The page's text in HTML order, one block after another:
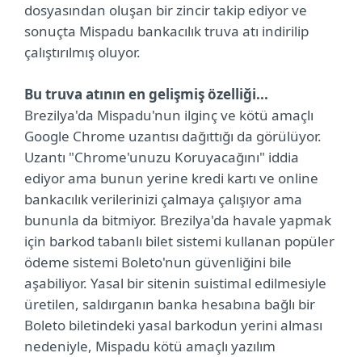
dosyasından oluşan bir zincir takip ediyor ve
sonuçta Mispadu bankacılık truva atı indirilip
çalıştırılmış oluyor.
Bu truva atının en gelişmiş özelliği...
Brezilya'da Mispadu'nun ilginç ve kötü amaçlı
Google Chrome uzantısı dağıttığı da görülüyor.
Uzantı "Chrome'unuzu Koruyacağını" iddia
ediyor ama bunun yerine kredi kartı ve online
bankacılık verilerinizi çalmaya çalışıyor ama
bununla da bitmiyor. Brezilya'da havale yapmak
için barkod tabanlı bilet sistemi kullanan popüler
ödeme sistemi Boleto'nun güvenliğini bile
aşabiliyor. Yasal bir sitenin suistimal edilmesiyle
üretilen, saldırganın banka hesabına bağlı bir
Boleto biletindeki yasal barkodun yerini alması
nedeniyle, Mispadu kötü amaçlı yazılım